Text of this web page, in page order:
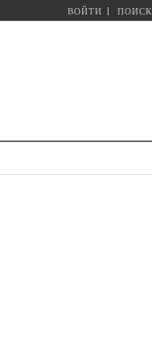
ВОЙТИ ПОИСК